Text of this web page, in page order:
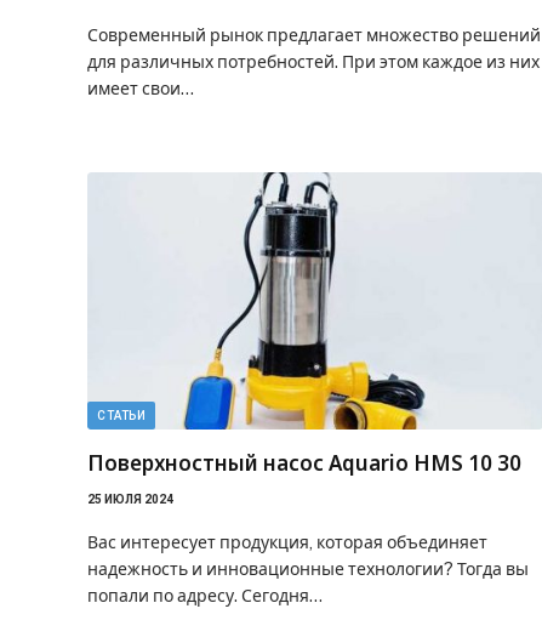
Современный рынок предлагает множество решений
для различных потребностей. При этом каждое из них
имеет свои…
СТАТЬИ
Поверхностный насос Aquario HMS 10 30
25 ИЮЛЯ 2024
Вас интересует продукция, которая объединяет
надежность и инновационные технологии? Тогда вы
попали по адресу. Сегодня…